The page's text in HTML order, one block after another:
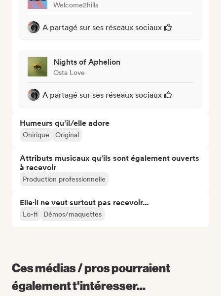
Welcome2hills
A partagé sur ses réseaux sociaux
Nights of Aphelion
Osta Love
A partagé sur ses réseaux sociaux
Humeurs qu’il/elle adore
Onirique Original
Attributs musicaux qu’ils sont également ouverts
à recevoir
Production professionnelle
Elle·il ne veut surtout pas recevoir...
Lo-fi Démos/maquettes
Ces médias / pros pourraient
également t'intéresser...